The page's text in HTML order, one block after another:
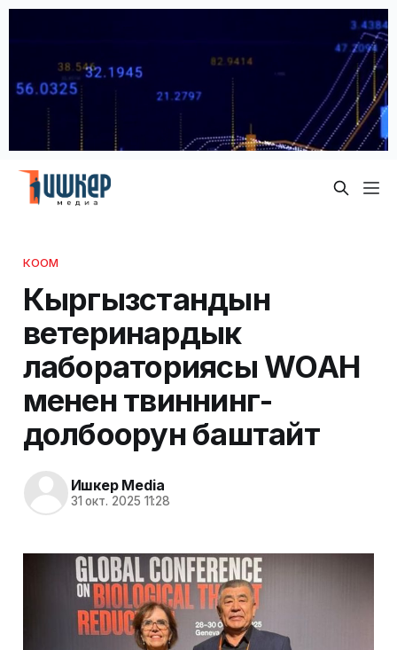
КООМ
Кыргызстандын
ветеринардык
лабораториясы WOAH
менен твиннинг-
долбоорун баштайт
Ишкер Media
31 окт. 2025 11:28